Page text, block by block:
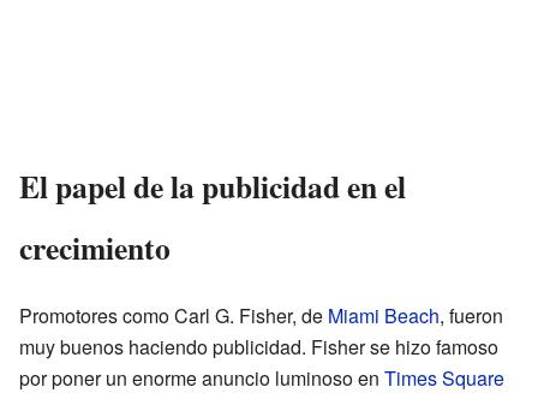
El papel de la publicidad en el
crecimiento
Promotores como Carl G. Fisher, de Miami Beach, fueron
muy buenos haciendo publicidad. Fisher se hizo famoso
por poner un enorme anuncio luminoso en Times Square